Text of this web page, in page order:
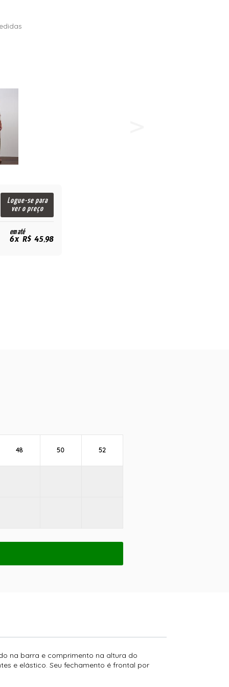
Logue-se para
ver o preço
em até
6x R$ 45,98
48 50 52
na barra e comprimento na altura do
e elástico. Seu fechamento é frontal por